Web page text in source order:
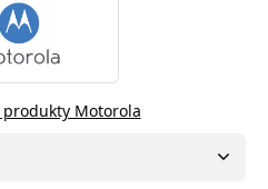
Motorola